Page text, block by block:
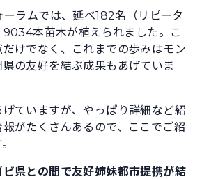
ーラムでは、延べ182名（リピータ
9034本苗木が植えられました。こ
けでなく、これまでの歩みはモン
の友好を結ぶ成果もあげていま
ていますが、やっぱり詳細など紹
がたくさんあるので、ここでご紹
県との間で友好姉妹都市提携が結